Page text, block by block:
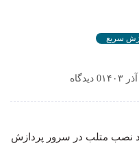
سریع
0 دیدگاه
نصب متلب در سرور پردازش